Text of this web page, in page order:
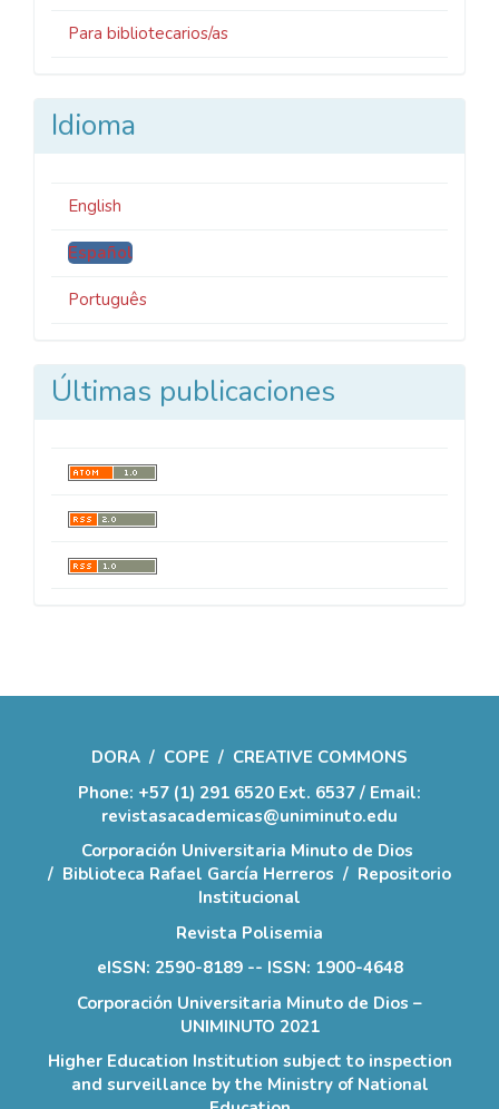
Para bibliotecarios/as
Idioma
English
Español
Português
Últimas publicaciones
DORA / COPE / CREATIVE COMMONS
Phone: +57 (1) 291 6520 Ext. 6537 / Email:
revistasacademicas@uniminuto.edu
Corporación Universitaria Minuto de Dios
/ Biblioteca Rafael García Herreros / Repositorio
Institucional
Revista Polisemia
eISSN: 2590-8189 -- ISSN: 1900-4648
Corporación Universitaria Minuto de Dios –
UNIMINUTO 2021
Higher Education Institution subject to inspection
and surveillance by the Ministry of National